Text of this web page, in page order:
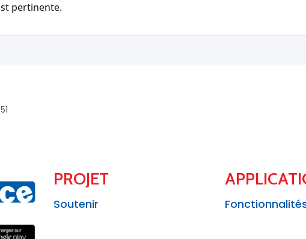
pertinente.
PROJET
Soutenir